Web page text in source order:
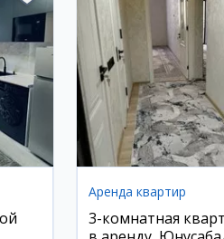
Аренда квартир
3-комнатная